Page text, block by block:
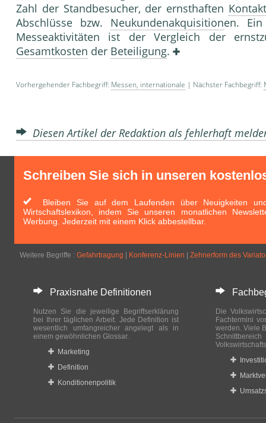
Zahl der Standbesucher, der ernsthaften
Abschlüsse bzw. Neukundenakquisitionen.
Messeaktivitäten ist der Vergleich der
Gesamtkosten der Beteiligung.
Vorhergehender Fachbegriff: Messen, internationale | Nächster Fachbegriff:
Diesen Artikel der Redaktion als fehlerhaft
Schreiben Sie sich in unseren
Bleiben Sie auf dem Laufenden über Neuigkeiten
Wirtschaftslexikon, indem Sie unseren monatlichen
Werbung. Jederzeit mit einem Klick abbestellbar.
Weitere Begriffe : Gefahrtragung Konferenz-Linien Zehnerform des
Praxisnahe Definitionen
Nutzen Sie die jeweilige Begriffserklärung
bei Ihrer täglichen Arbeit. Jede Definition ist
wesentlich umfangreicher angelegt als in
einem gewöhnlichen Glossar.
Marketing
Definition
Konditionenpolitik
Die
Fachtermini
werden. Viele